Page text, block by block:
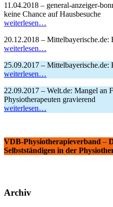
11.04.2018 – general-anzeiger-
keine Chance auf Hausbesuche
weiterlesen…
20.12.2018 – Mittelbayerische.de:
weiterlesen…
25.09.2017 – Mittelbayerische.de:
weiterlesen…
22.09.2017 – Welt.de: Mangel an
Physiotherapeuten gravierend
weiterlesen…
VDB-Physiotherapieverband –
Selbstständigen in der
Archiv